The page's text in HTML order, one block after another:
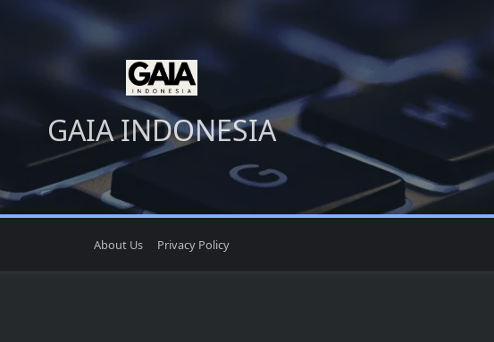
GAIA INDONESIA
About Us Privacy Policy